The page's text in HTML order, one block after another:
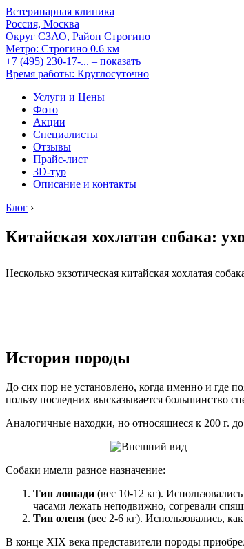
Ветеринарная клиника
Россия, Москва
Округ СЗАО, Район Строгино
Метро: Строгино 0.6 км
+7 (495) 230-17-... – показать
Время работы: Круглосуточно
Услуги и Цены
Фото
Акции
Специалисты
Отзывы
Прайс-лист
3D-тур
Описание и контакты
Блог ›
Китайская хохлатая собака:
Несколько экзотическая китайская хохлатая
История породы
До сих пор не установлено, когда именно и где
пользу последних высказывается большинство
Аналогичные находки, но относящиеся к 200 г.
Собаки имели разное назначение:
Тип лошади (вес 10-12 кг).
часами лежать неподвижно, согревали
Тип оленя (вес 2-6 кг). Использовались,
В конце XIX века представители породы